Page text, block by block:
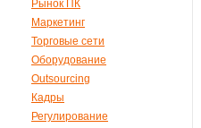
Рынок ПК
Маркетинг
Торговые сети
Оборудование
Outsourcing
Кадры
Регулирование